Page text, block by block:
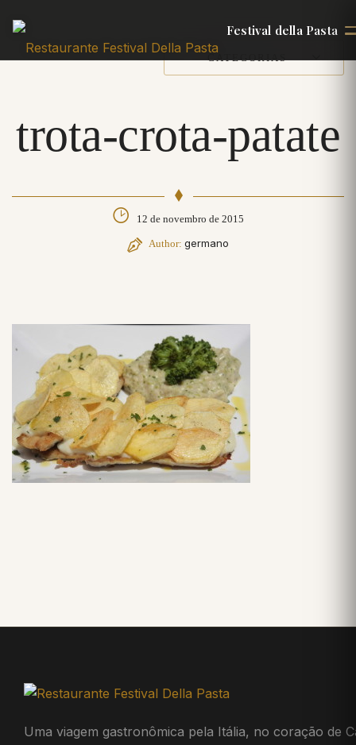
Festival della Pasta
CATEGORIAS
trota-crota-patate
12 de novembro de 2015
Author: germano
Uma viagem gastronômica pela Itália, no coração de